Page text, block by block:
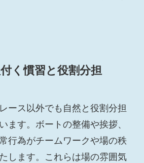
く慣習と役割分担
ース以外でも自然と役割分担
ます。ボートの整備や挨拶、
行為がチームワークや場の秩
します。これらは場の雰囲気